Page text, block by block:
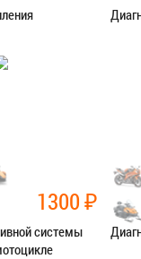
1300₽
системы